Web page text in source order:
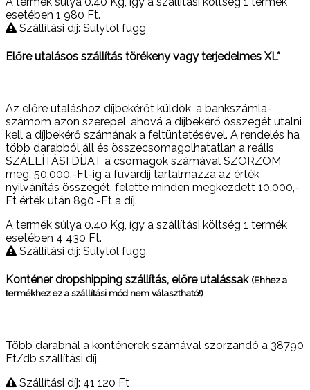
esetében 1 980 Ft.
Szállítási díj: Súlytól függ
Előre utalásos szállítás törékeny vagy terjedelmes XL*
Az előre utaláshoz díjbekérőt küldök, a bankszámla-
számom azon szerepel, ahová a díjbekérő összegét utalni
kell a díjbekérő számának a feltüntetésével. A rendelés ha
több darabból áll és összecsomagolhatatlan a reális
SZÁLLÍTÁSI DÍJAT a csomagok számával SZORZOM
meg. 50.000,-Ft-ig a fuvardíj tartalmazza az érték
nyilvánítás összegét, felette minden megkezdett 10.000,-
Ft érték után 890,-Ft a díj.
A termék súlya 0.40 Kg, így a szállítási költség 1 termék
esetében 4 430 Ft.
Szállítási díj: Súlytól függ
Konténer dropshipping szállítás, előre utalássak (Ehhez a
termékhez ez a szállítási mód nem választható!)
Több darabnál a konténerek számával szorzandó a 38790
Ft/db szállítási díj.
Szállítási díj: 41 120 Ft